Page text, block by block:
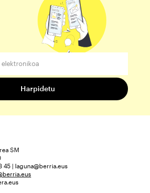
SM
45 | laguna@berria.eus